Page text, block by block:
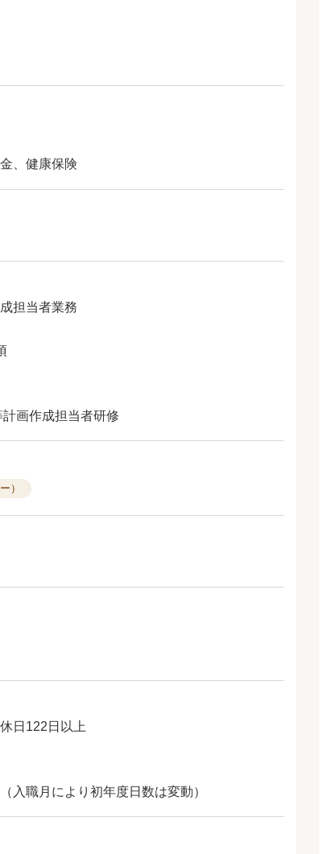
、健康保険
担当者業務
計画作成担当者研修
）
日122日以上
入職月により初年度日数は変動）